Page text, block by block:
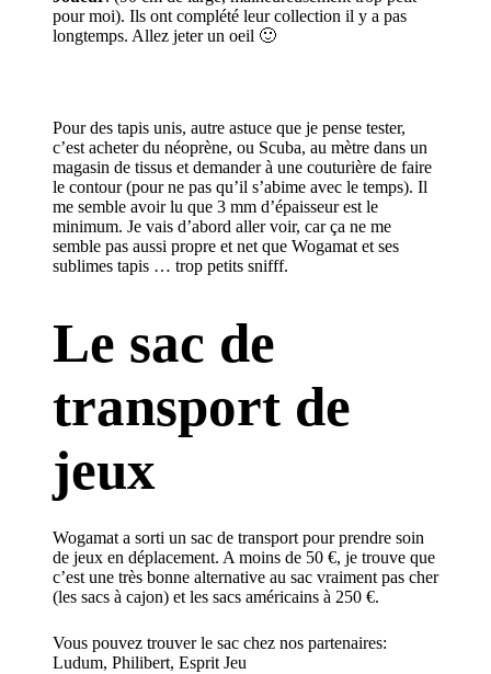
pour moi). Ils ont complété leur collection il y a pas
longtemps. Allez jeter un oeil 🙂
Pour des tapis unis, autre astuce que je pense tester,
c’est acheter du néoprène, ou Scuba, au mètre dans un
magasin de tissus et demander à une couturière de faire
le contour (pour ne pas qu’il s’abime avec le temps). Il
me semble avoir lu que 3 mm d’épaisseur est le
minimum. Je vais d’abord aller voir, car ça ne me
semble pas aussi propre et net que Wogamat et ses
sublimes tapis … trop petits snifff.
Le sac de
transport de
jeux
Wogamat a sorti un sac de transport pour prendre soin
de jeux en déplacement. A moins de 50 €, je trouve que
c’est une très bonne alternative au sac vraiment pas cher
(les sacs à cajon) et les sacs américains à 250 €.
Vous pouvez trouver le sac chez nos partenaires:
Ludum, Philibert, Esprit Jeu